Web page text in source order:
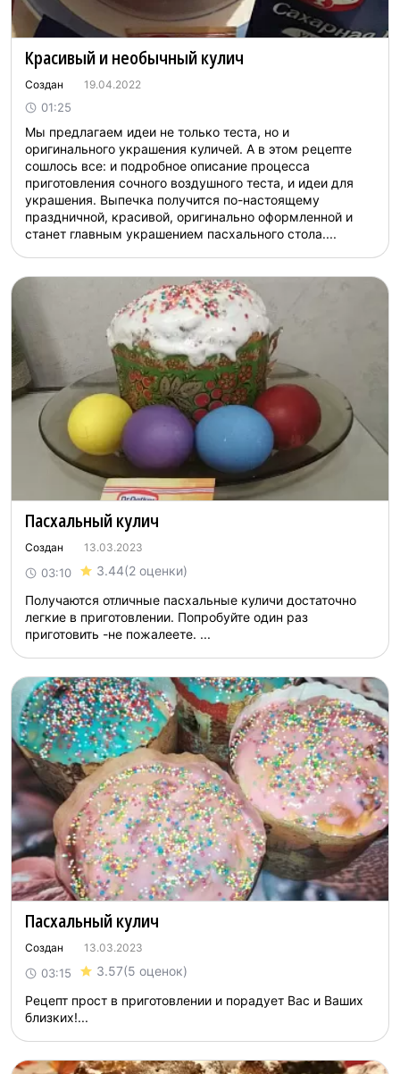
Красивый и необычный кулич
Создан 19.04.2022
01:25
Мы предлагаем идеи не только теста, но и
оригинального украшения куличей. А в этом рецепте
сошлось все: и подробное описание процесса
приготовления сочного воздушного теста, и идеи для
украшения. Выпечка получится по-настоящему
праздничной, красивой, оригинально оформленной и
станет главным украшением пасхального стола....
Пасхальный кулич
Создан 13.03.2023
03:10 3.44(2 оценки)
Получаются отличные пасхальные куличи достаточно
легкие в приготовлении. Попробуйте один раз
приготовить -не пожалеете. ...
Пасхальный кулич
Создан 13.03.2023
03:15 3.57(5 оценок)
Рецепт прост в приготовлении и порадует Вас и Ваших
близких!...